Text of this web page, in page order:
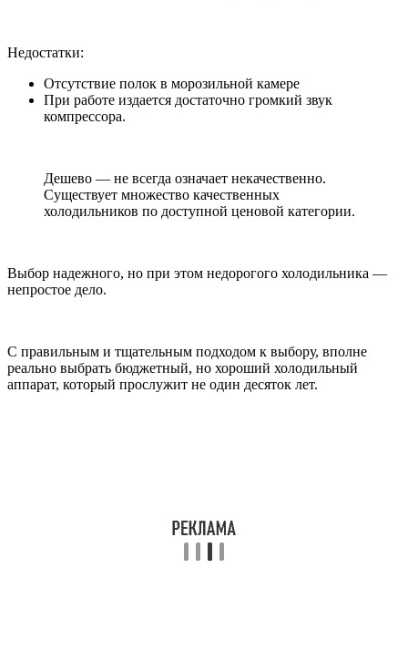
Недостатки:
Отсутствие полок в морозильной камере
При работе издается достаточно громкий звук
компрессора.
Дешево — не всегда означает некачественно.
Существует множество качественных
холодильников по доступной ценовой категории.
Выбор надежного, но при этом недорогого холодильника —
непростое дело.
С правильным и тщательным подходом к выбору, вполне
реально выбрать бюджетный, но хороший холодильный
аппарат, который прослужит не один десяток лет.